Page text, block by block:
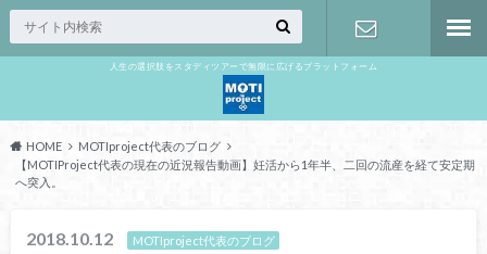
人生の選択肢をスタディツアーで無限に広げるプラットフォーム
HOME
MOTIproject代表のブログ
【MOTIProject代表の現在の近況報告動画】妊活から1年半、二回の流産を経て安定期
へ突入。
2018.10.12 MOTIproject代表のブログ